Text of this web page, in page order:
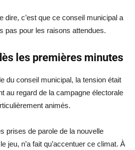
dire, c’est que ce conseil municipal a
pas pour les raisons attendues.
les premières minutes
du conseil municipal, la tension était
au regard de la campagne électorale
animés.
prises de parole de la nouvelle
jeu, n’a fait qu’accentuer ce climat. À